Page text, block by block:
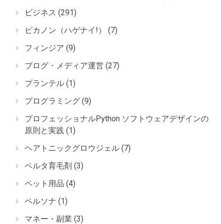
ビジネス (291)
ピカノン（ハゲナイ!）
(7)
フィンジア (9)
ブログ・メディア運営 (27)
プランテル (1)
プログラミング (9)
プロフェッショナルPython ソフトウェアデザインの
原則と実践 (1)
ヘアトニックグロウジェル (7)
ベルタ育毛剤 (3)
ペット用品 (4)
ペルソナ (1)
マネー・副業 (3)